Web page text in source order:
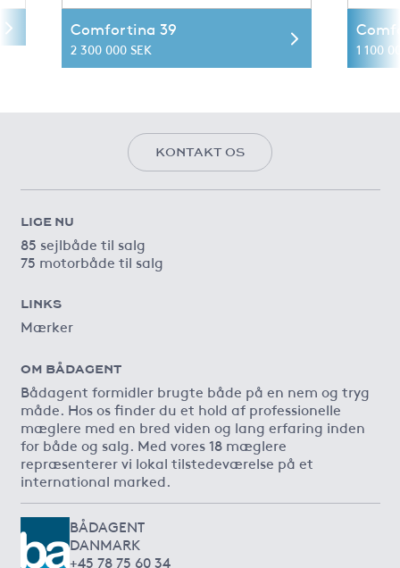
Comfortina 39
2 300 000 SEK 1 100
KONTAKT OS
LIGE NU
85 sejlbåde til salg
75 motorbåde til salg
LINKS
Mærker
OM BÅDAGENT
Bådagent formidler brugte både på en nem og tryg
måde. Hos os finder du et hold af professionelle
mæglere med en bred viden og lang erfaring inden
for både og salg. Med vores 18 mæglere
repræsenterer vi lokal tilstedeværelse på et
international marked.
BÅDAGENT
DANMARK
+45 78 75 60 34